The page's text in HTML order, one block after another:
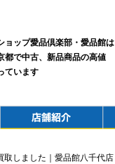
ョップ愛品倶楽部・愛品館は
都で中古、新品商品の高値
ています
しました｜愛品館八千代店